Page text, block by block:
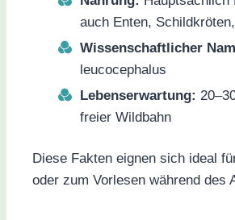
auch Enten,
Wissenschaftlicher
leucocephalus
Lebenserwartung:
freier Wildbahn
Diese Fakten eignen sich ideal
oder zum Vorlesen während des